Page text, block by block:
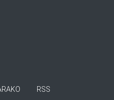
RSS